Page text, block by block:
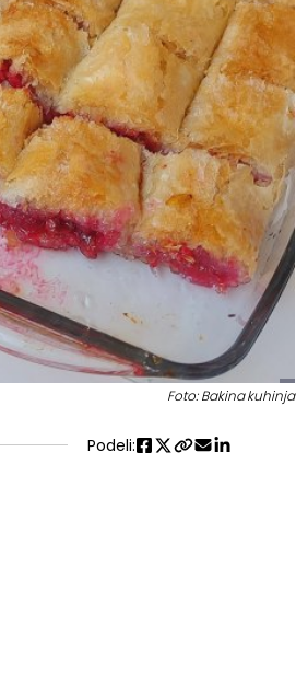
Foto: Bakina kuhinja
Podeli: